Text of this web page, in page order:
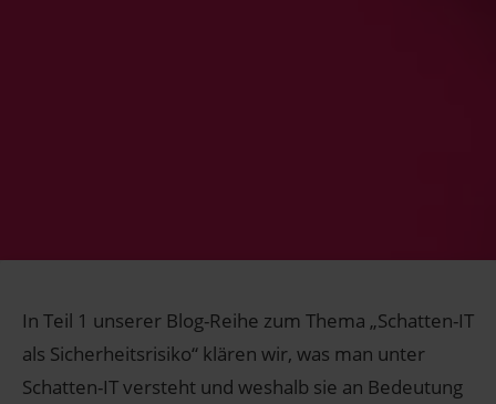
In Teil 1 unserer Blog-Reihe zum Thema „Schatten-IT
als Sicherheitsrisiko“ klären wir, was man unter
Schatten-IT versteht und weshalb sie an Bedeutung